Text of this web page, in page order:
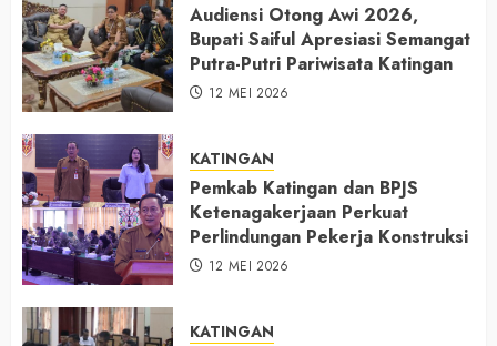
Audiensi Otong Awi 2026,
Bupati Saiful Apresiasi Semangat
Putra-Putri Pariwisata Katingan
12 MEI 2026
KATINGAN
Pemkab Katingan dan BPJS
Ketenagakerjaan Perkuat
Perlindungan Pekerja Konstruksi
12 MEI 2026
KATINGAN